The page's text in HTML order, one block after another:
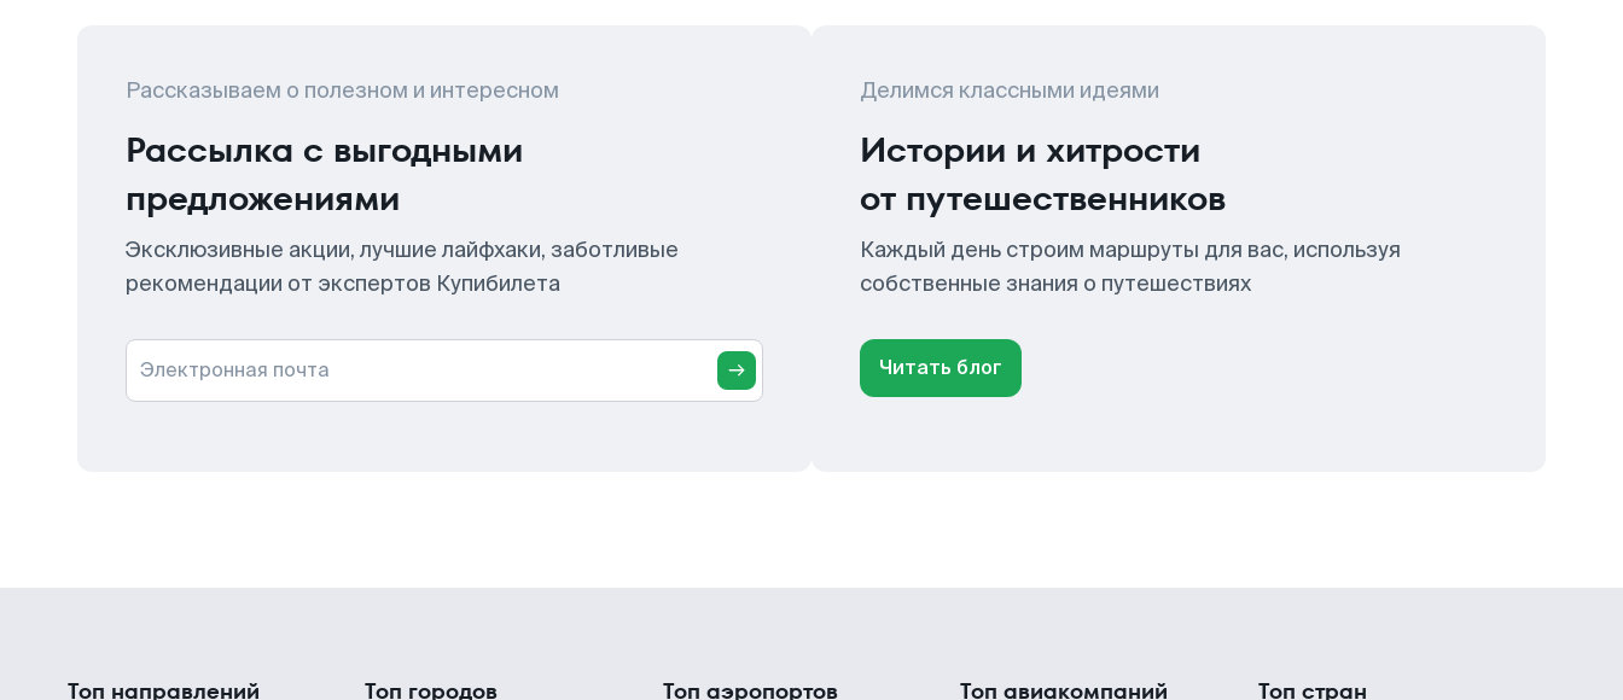
Рассказываем о полезном и интересном
Рассылка с выгодными
предложениями
Эксклюзивные акции, лучшие лайфхаки, заботливые
рекомендации от экспертов Купибилета
Электронная почта
Делимся классными идеями
Истории и хитрости
от путешественников
Каждый день строим маршруты для вас, используя
собственные знания о путешествиях
Читать блог
Топ направлений Топ городов Топ аэропортов Топ авиакомпаний Топ стран